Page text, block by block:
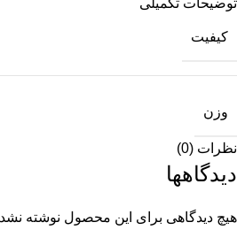
کیفیت
وزن
نظرات (0)
دیدگاهها
هیچ دیدگاهی برای این محصول نوشته